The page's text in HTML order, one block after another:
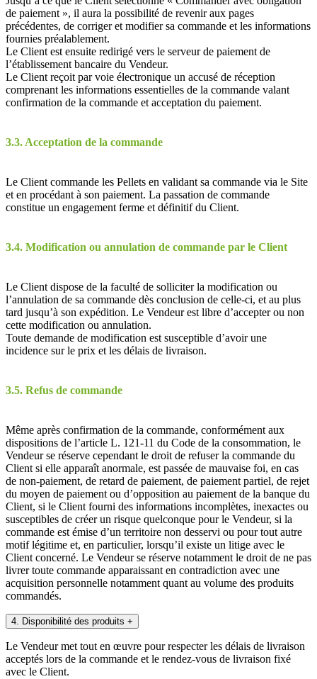
de paiement », il aura la possibilité de revenir aux pages
précédentes, de corriger et modifier sa commande et les informations
fournies préalablement.
Le Client est ensuite redirigé vers le serveur de paiement de
l’établissement bancaire du Vendeur.
Le Client reçoit par voie électronique un accusé de réception
comprenant les informations essentielles de la commande valant
confirmation de la commande et acceptation du paiement.
3.3. Acceptation de la commande
Le Client commande les Pellets en validant sa commande via le Site
et en procédant à son paiement. La passation de commande
constitue un engagement ferme et définitif du Client.
3.4. Modification ou annulation de commande par le Client
Le Client dispose de la faculté de solliciter la modification ou
l’annulation de sa commande dès conclusion de celle-ci, et au plus
tard jusqu’à son expédition. Le Vendeur est libre d’accepter ou non
cette modification ou annulation.
Toute demande de modification est susceptible d’avoir une
incidence sur le prix et les délais de livraison.
3.5. Refus de commande
Même après confirmation de la commande, conformément aux
dispositions de l’article L. 121-11 du Code de la consommation, le
Vendeur se réserve cependant le droit de refuser la commande du
Client si elle apparaît anormale, est passée de mauvaise foi, en cas
de non-paiement, de retard de paiement, de paiement partiel, de rejet
du moyen de paiement ou d’opposition au paiement de la banque du
Client, si le Client fourni des informations incomplètes, inexactes ou
susceptibles de créer un risque quelconque pour le Vendeur, si la
commande est émise d’un territoire non desservi ou pour tout autre
motif légitime et, en particulier, lorsqu’il existe un litige avec le
Client concerné. Le Vendeur se réserve notamment le droit de ne pas
livrer toute commande apparaissant en contradiction avec une
acquisition personnelle notamment quant au volume des produits
commandés.
4. Disponibilité des produits +
Le Vendeur met tout en œuvre pour respecter les délais de livraison
acceptés lors de la commande et le rendez-vous de livraison fixé
avec le Client.